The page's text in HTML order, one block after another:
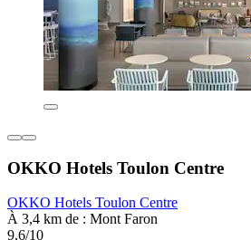
OKKO Hotels Toulon Centre
OKKO Hotels Toulon Centre
À 3,4 km de : Mont Faron
9,6/10